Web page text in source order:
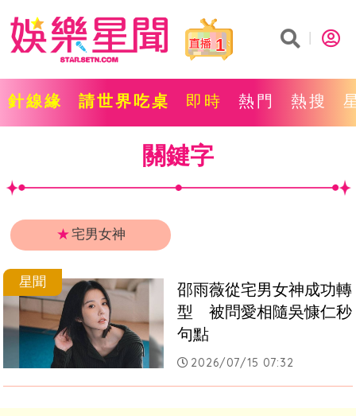
1
針線緣 請世界吃桌 即時 熱門 熱搜
關鍵字
★宅男女神
星聞
邵雨薇從宅男女神成功轉
型　被問愛相隨吳慷仁秒
句點
2026/07/15 07:32